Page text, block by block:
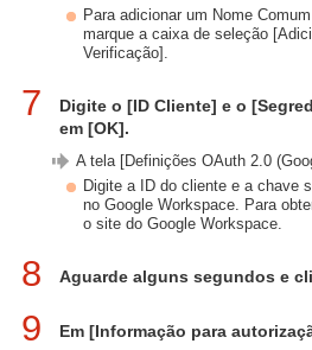
Para adicionar um Nome
marque a caixa de seleção
Verificação].
7
Digite o [ID Cliente] e o
em [OK].
A tela [Definições OAuth 2.0
Digite a ID do cliente e a chave
no Google Workspace. Para
o site do Google Workspace.
8 Aguarde alguns segundos e
9 Em [Informação para